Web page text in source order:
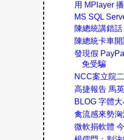
用 MPlayer
MS SQL
陳總統講錯
陳總統卡車
發現假
免受騙
NCC案立院
高捷報告 馬
BLOG 字體
禽流感來勢
微軟捐軟體